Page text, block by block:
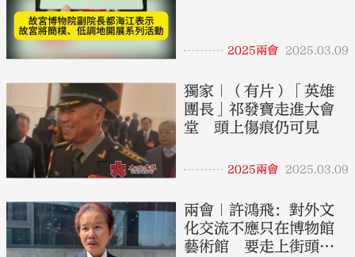
2025兩會 2025.03.09
獨家｜（有片）「英雄
團長」祁發寶走進大會
堂 頭上傷痕仍可見
2025兩會 2025.03.09
兩會｜許鴻飛：對外文
化交流不應只在博物館
藝術館 要走上街頭深